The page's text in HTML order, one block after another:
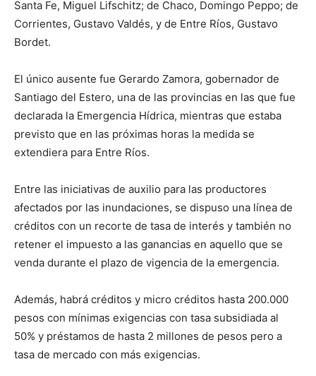
Santa Fe, Miguel Lifschitz; de Chaco, Domingo Peppo; de
Corrientes, Gustavo Valdés, y de Entre Ríos, Gustavo
Bordet.
El único ausente fue Gerardo Zamora, gobernador de
Santiago del Estero, una de las provincias en las que fue
declarada la Emergencia Hídrica, mientras que estaba
previsto que en las próximas horas la medida se
extendiera para Entre Ríos.
Entre las iniciativas de auxilio para las productores
afectados por las inundaciones, se dispuso una línea de
créditos con un recorte de tasa de interés y también no
retener el impuesto a las ganancias en aquello que se
venda durante el plazo de vigencia de la emergencia.
Además, habrá créditos y micro créditos hasta 200.000
pesos con mínimas exigencias con tasa subsidiada al
50% y préstamos de hasta 2 millones de pesos pero a
tasa de mercado con más exigencias.